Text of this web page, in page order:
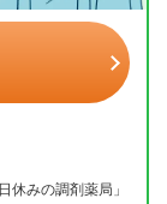
休みの調剤薬局」